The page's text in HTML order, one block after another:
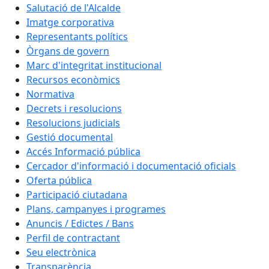
Salutació de l'Alcalde
Imatge corporativa
Representants polítics
Òrgans de govern
Marc d'integritat institucional
Recursos econòmics
Normativa
Decrets i resolucions
Resolucions judicials
Gestió documental
Accés Informació pública
Cercador d'informació i documentació oficials
Oferta pública
Participació ciutadana
Plans, campanyes i programes
Anuncis / Edictes / Bans
Perfil de contractant
Seu electrònica